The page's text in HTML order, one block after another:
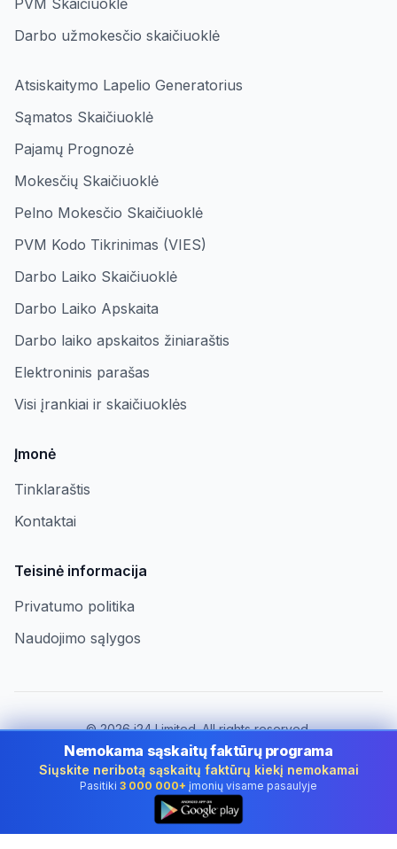
PVM Skaičiuoklė
Darbo užmokesčio skaičiuoklė
Atsiskaitymo Lapelio Generatorius
Sąmatos Skaičiuoklė
Pajamų Prognozė
Mokesčių Skaičiuoklė
Pelno Mokesčio Skaičiuoklė
PVM Kodo Tikrinimas (VIES)
Darbo Laiko Skaičiuoklė
Darbo Laiko Apskaita
Darbo laiko apskaitos žiniaraštis
Elektroninis parašas
Visi įrankiai ir skaičiuoklės
Įmonė
Tinklaraštis
Kontaktai
Teisinė informacija
Privatumo politika
Naudojimo sąlygos
©2026i24 Limited. All rights reserved.
Įmonėms Lithuania
Keisti šalį:
Lithuania
Nemokama sąskaitų faktūrų programa
Siųskite neribotą sąskaitų faktūrų kiekį nemokamai
Pasitiki 3 000 000+ įmonių visame pasaulyje